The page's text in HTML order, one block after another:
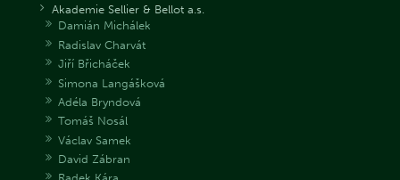
Akademie Sellier & Bellot a.s.
Damián Michálek
Radislav Charvát
Jiří Břicháček
Simona Langášková
Adéla Bryndová
Tomáš Nosál
Václav Samek
David Zábran